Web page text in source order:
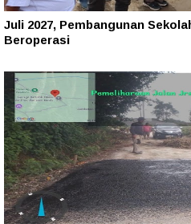
Juli 2027, Pembangunan
Beroperasi